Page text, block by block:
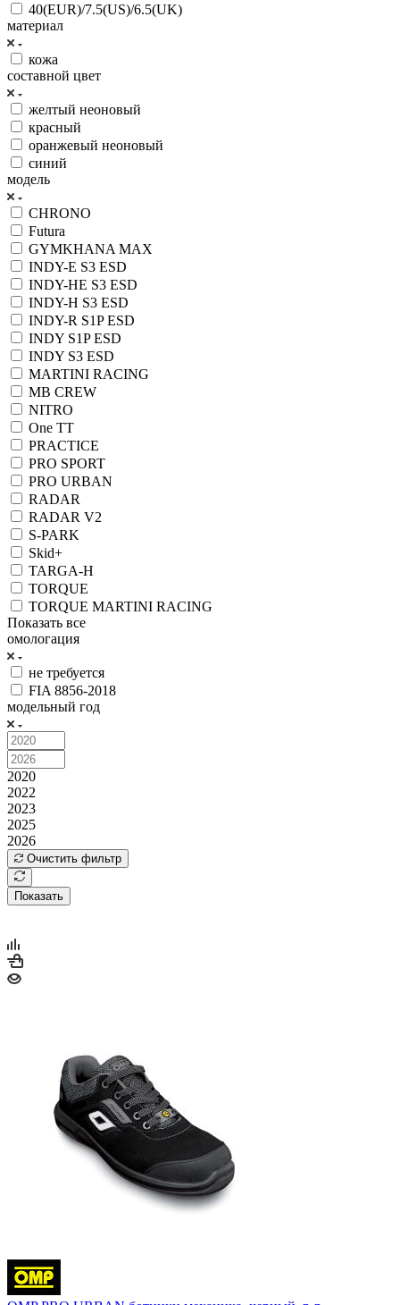
40(EUR)/7.5(US)/6.5(UK)
материал
кожа
составной цвет
желтый неоновый
красный
оранжевый неоновый
синий
модель
CHRONO
Futura
GYMKHANA MAX
INDY-E S3 ESD
INDY-HE S3 ESD
INDY-H S3 ESD
INDY-R S1P ESD
INDY S1P ESD
INDY S3 ESD
MARTINI RACING
MB CREW
NITRO
One TT
PRACTICE
PRO SPORT
PRO URBAN
RADAR
RADAR V2
S-PARK
Skid+
TARGA-H
TORQUE
TORQUE MARTINI RACING
Показать все
омологация
не требуется
FIA 8856-2018
модельный год
2020
2022
2023
2025
2026
Очистить фильтр
Показать